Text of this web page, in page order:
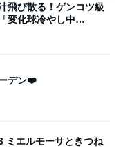
飛び散る！ゲンコツ級
変化球冷やし中
〜
デン❤️
ミエルモーサときつね